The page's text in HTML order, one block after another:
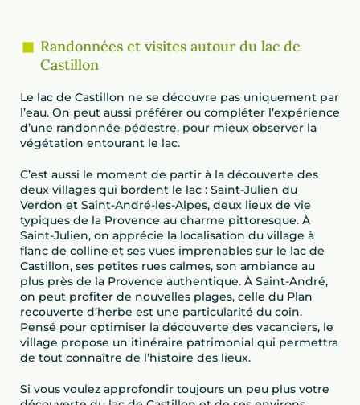
Randonnées et visites autour du lac de
Castillon
Le lac de Castillon ne se découvre pas uniquement par
l’eau. On peut aussi préférer ou compléter l’expérience
d’une randonnée pédestre, pour mieux observer la
végétation entourant le lac.
C’est aussi le moment de partir à la découverte des
deux villages qui bordent le lac : Saint-Julien du
Verdon et Saint-André-les-Alpes, deux lieux de vie
typiques de la Provence au charme pittoresque. À
Saint-Julien, on apprécie la localisation du village à
flanc de colline et ses vues imprenables sur le lac de
Castillon, ses petites rues calmes, son ambiance au
plus près de la Provence authentique. À Saint-André,
on peut profiter de nouvelles plages, celle du Plan
recouverte d’herbe est une particularité du coin.
Pensé pour optimiser la découverte des vacanciers, le
village propose un itinéraire patrimonial qui permettra
de tout connaître de l’histoire des lieux.
Si vous voulez approfondir toujours un peu plus votre